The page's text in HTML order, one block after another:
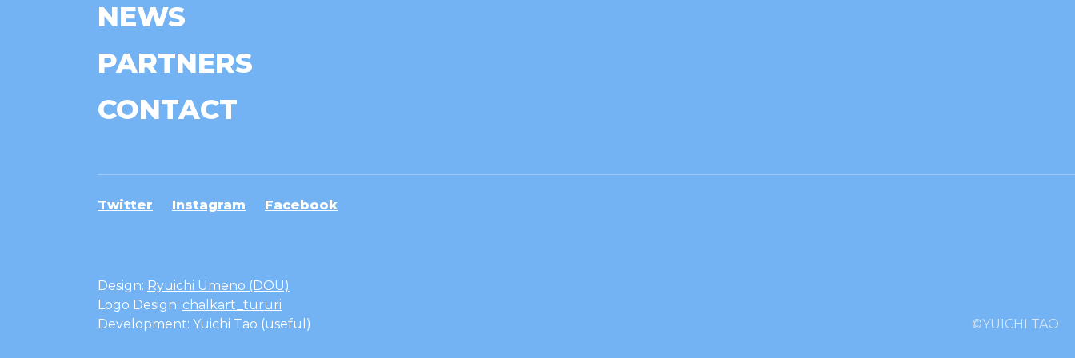
NEWS
PARTNERS
CONTACT
Twitter Instagram Facebook
Design: Ryuichi Umeno (DOU)
Logo Design: chalkart_tururi
Development: Yuichi Tao (useful)
©YUICHI TAO︎